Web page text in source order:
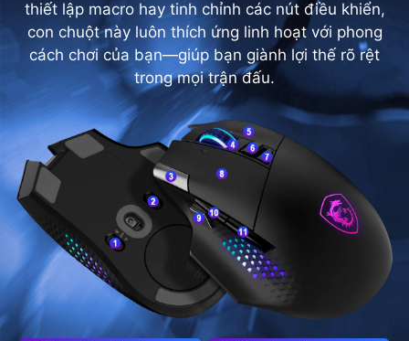
thiết lập macro hay tinh chỉnh các nút điều khiển,
con chuột này luôn thích ứng linh hoạt với phong
cách chơi của bạn—giúp bạn giành lợi thế rõ rệt
trong mọi trận đấu.